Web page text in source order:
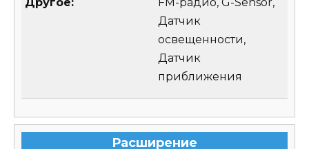
Датчик
освещенности,
Датчик
приближения
Расширение